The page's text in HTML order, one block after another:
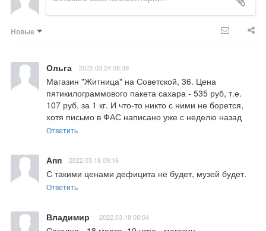
Новые
Ольга 2022.03.24 06:39
Магазин "Житница" на Советской, 36. Цена
пятикилограммового пакета сахара - 535 руб, т.е.
107 руб. за 1 кг. И что-то никто с ними не борется,
хотя письмо в ФАС написано уже с неделю назад
Ответить
Апп 2022.03.18 09:16
С такими ценами дефицита не будет, музей будет.
Ответить
Владимир 2022.03.18 08:04